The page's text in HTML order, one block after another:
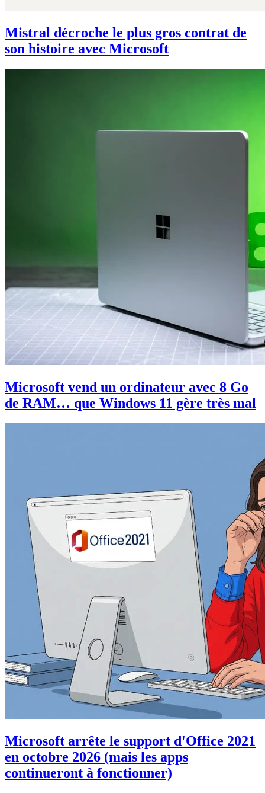
Mistral décroche le plus gros contrat de
son histoire avec Microsoft
Microsoft vend un ordinateur avec 8 Go
de RAM… que Windows 11 gère très mal
Microsoft arrête le support d'Office 2021
en octobre 2026 (mais les apps
continueront à fonctionner)